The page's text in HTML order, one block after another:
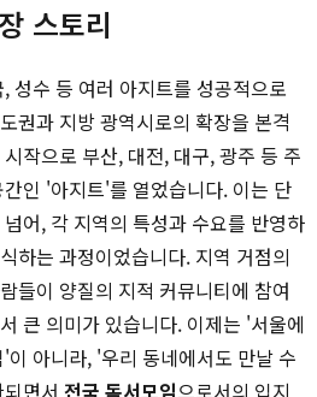
스토리
성수 등 여러 아지트를 성공적으로
권과 지방 광역시로의 확장을 본격
작으로 부산, 대전, 대구, 광주 등 주
인 '아지트'를 열었습니다. 이는 단
어, 각 지역의 특성과 수요를 반영하
하는 과정이었습니다. 지역 거점의
들이 양질의 지적 커뮤니티에 참여
큰 의미가 있습니다. 이제는 '서울에
아니라, '우리 동네에서도 만날 수
면서 전국 독서모임으로서의 입지